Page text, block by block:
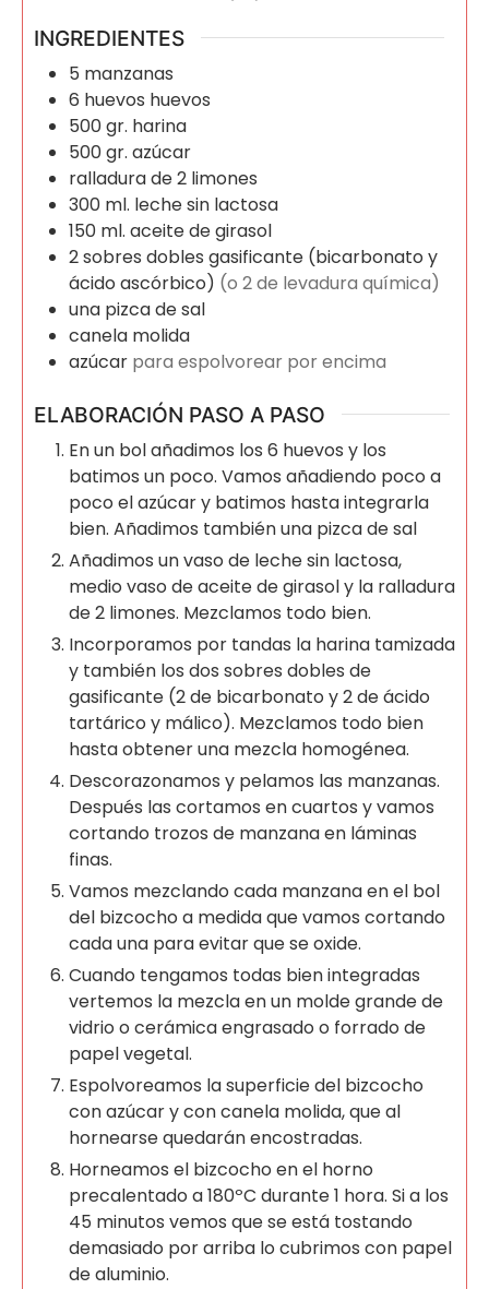
INGREDIENTES
5 manzanas
6 huevos huevos
500gr. harina
500gr. azúcar
ralladura de 2 limones
300 ml. leche sin lactosa
150 ml. aceite de girasol
2sobres dobles gasificante (bicarbonato y
ácido ascórbico) (o 2 de levadura química)
una pizca de sal
canela molida
azúcar para espolvorear por encima
ELABORACIÓN PASO A PASO
En un bol añadimos los 6 huevos y los
batimos un poco. Vamos añadiendo poco a
poco el azúcar y batimos hasta integrarla
bien. Añadimos también una pizca de sal
Añadimos un vaso de leche sin lactosa,
medio vaso de aceite de girasol y la ralladura
de 2 limones. Mezclamos todo bien.
Incorporamos por tandas la harina tamizada
y también los dos sobres dobles de
gasificante (2 de bicarbonato y 2 de ácido
tartárico y málico). Mezclamos todo bien
hasta obtener una mezcla homogénea.
Descorazonamos y pelamos las manzanas.
Después las cortamos en cuartos y vamos
cortando trozos de manzana en láminas
finas.
Vamos mezclando cada manzana en el bol
del bizcocho a medida que vamos cortando
cada una para evitar que se oxide.
Cuando tengamos todas bien integradas
vertemos la mezcla en un molde grande de
vidrio o cerámica engrasado o forrado de
papel vegetal.
Espolvoreamos la superficie del bizcocho
con azúcar y con canela molida, que al
hornearse quedarán encostradas.
Horneamos el bizcocho en el horno
precalentado a 180ºC durante 1 hora. Si a los
45 minutos vemos que se está tostando
demasiado por arriba lo cubrimos con papel
de aluminio.